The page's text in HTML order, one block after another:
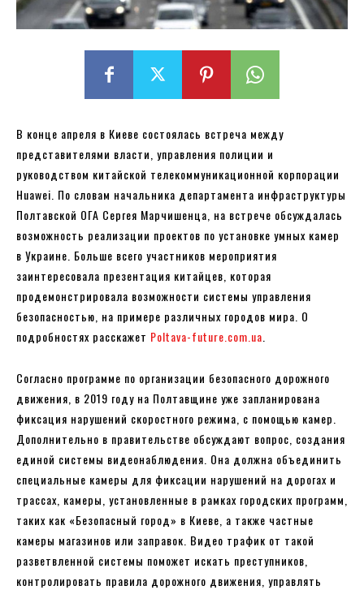
В конце апреля в Киеве состоялась встреча между
представителями власти, управления полиции и
руководством китайской телекоммуникационной корпорации
Huawei. По словам начальника департамента инфраструктуры
Полтавской ОГА Сергея Марчишенца, на встрече обсуждалась
возможность реализации проектов по установке умных камер
в Украине. Больше всего участников мероприятия
заинтересовала презентация китайцев, которая
продемонстрировала возможности системы управления
безопасностью, на примере различных городов мира. О
подробностях расскажет Poltava-future.com.ua
Согласно программе по организации безопасного дорожного
движения, в 2019 году на Полтавщине уже запланирована
фиксация нарушений скоростного режима, с помощью камер.
Дополнительно в правительстве обсуждают вопрос, создания
единой системы видеонаблюдения. Она должна объединить
специальные камеры для фиксации нарушений на дорогах и
трассах, камеры, установленные в рамках городских программ,
таких как «Безопасный город» в Киеве, а также частные
камеры магазинов или заправок. Видео трафик от такой
разветвленной системы поможет искать преступников,
контролировать правила дорожного движения, управлять